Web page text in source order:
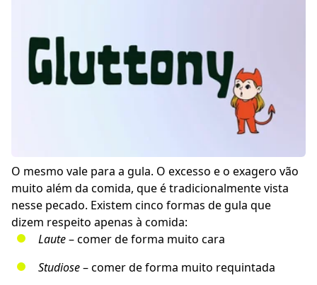
O mesmo vale para a gula. O excesso e o exagero vão
muito além da comida, que é tradicionalmente vista
nesse pecado. Existem cinco formas de gula que
dizem respeito apenas à comida:
Laute– comer de forma muito cara
Studiose– comer de forma muito requintada